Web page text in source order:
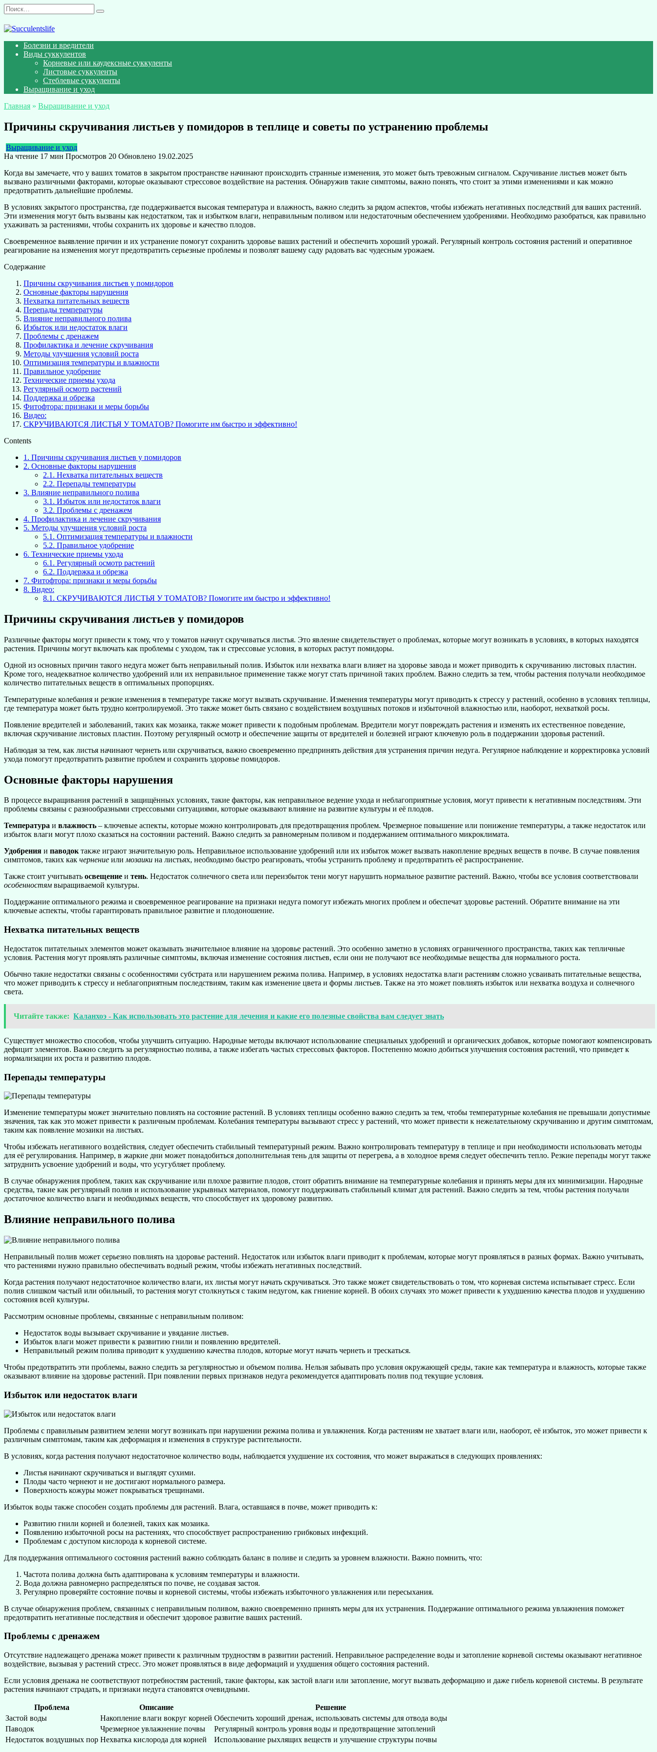
Перейти
к
содержанию
Search
for:
Болезни и вредители
Виды суккулентов
Корневые или каудексные суккуленты
Листовые суккуленты
Стеблевые суккуленты
Выращивание и уход
Главная » Выращивание и уход
Причины скручивания листьев у помидоров в теплице и советы по устранению проблемы
Выращивание и уход
На чтение 17 мин Просмотров 20 Обновлено 19.02.2025
Когда вы замечаете, что у ваших томатов в закрытом пространстве начинают происходить странные изменения, это может быть тревожным сигналом. Скручивание листьев может быть
вызвано различными факторами, которые оказывают стрессовое воздействие на растения. Обнаружив такие симптомы, важно понять, что стоит за этими изменениями и как можно
предотвратить дальнейшие проблемы.
В условиях закрытого пространства, где поддерживается высокая температура и влажность, важно следить за рядом аспектов, чтобы избежать негативных последствий для ваших растений.
Эти изменения могут быть вызваны как недостатком, так и избытком влаги, неправильным поливом или недостаточным обеспечением удобрениями. Необходимо разобраться, как правильно
ухаживать за растениями, чтобы сохранить их здоровье и качество плодов.
Своевременное выявление причин и их устранение помогут сохранить здоровье ваших растений и обеспечить хороший урожай. Регулярный контроль состояния растений и оперативное
реагирование на изменения могут предотвратить серьезные проблемы и позволят вашему саду радовать вас чудесным урожаем.
Содержание
Причины скручивания листьев у помидоров
Основные факторы нарушения
Нехватка питательных веществ
Перепады температуры
Влияние неправильного полива
Избыток или недостаток влаги
Проблемы с дренажем
Профилактика и лечение скручивания
Методы улучшения условий роста
Оптимизация температуры и влажности
Правильное удобрение
Технические приемы ухода
Регулярный осмотр растений
Поддержка и обрезка
Фитофтора: признаки и меры борьбы
Видео:
СКРУЧИВАЮТСЯ ЛИСТЬЯ У ТОМАТОВ? Помогите им быстро и эффективно!
Contents
1. Причины скручивания листьев у помидоров
2. Основные факторы нарушения
2.1. Нехватка питательных веществ
2.2. Перепады температуры
3. Влияние неправильного полива
3.1. Избыток или недостаток влаги
3.2. Проблемы с дренажем
4. Профилактика и лечение скручивания
5. Методы улучшения условий роста
5.1. Оптимизация температуры и влажности
5.2. Правильное удобрение
6. Технические приемы ухода
6.1. Регулярный осмотр растений
6.2. Поддержка и обрезка
7. Фитофтора: признаки и меры борьбы
8. Видео:
8.1. СКРУЧИВАЮТСЯ ЛИСТЬЯ У ТОМАТОВ? Помогите им быстро и эффективно!
Причины скручивания листьев у помидоров
Различные факторы могут привести к тому, что у томатов начнут скручиваться листья. Это явление свидетельствует о проблемах, которые могут возникать в условиях, в которых находятся
растения. Причины могут включать как проблемы с уходом, так и стрессовые условия, в которых растут помидоры.
Одной из основных причин такого недуга может быть неправильный полив. Избыток или нехватка влаги влияет на здоровье завода и может приводить к скручиванию листовых пластин.
Кроме того, неадекватное количество удобрений или их неправильное применение также могут стать причиной таких проблем. Важно следить за тем, чтобы растения получали необходимое
количество питательных веществ в оптимальных пропорциях.
Температурные колебания и резкие изменения в температуре также могут вызвать скручивание. Изменения температуры могут приводить к стрессу у растений, особенно в условиях теплицы,
где температура может быть трудно контролируемой. Это также может быть связано с воздействием воздушных потоков и избыточной влажностью или, наоборот, нехваткой росы.
Появление вредителей и заболеваний, таких как мозаика, также может привести к подобным проблемам. Вредители могут повреждать растения и изменять их естественное поведение,
включая скручивание листовых пластин. Поэтому регулярный осмотр и обеспечение защиты от вредителей и болезней играют ключевую роль в поддержании здоровья растений.
Наблюдая за тем, как листья начинают чернеть или скручиваться, важно своевременно предпринять действия для устранения причин недуга. Регулярное наблюдение и корректировка условий
ухода помогут предотвратить развитие проблем и сохранить здоровье помидоров.
Основные факторы нарушения
В процессе выращивания растений в защищённых условиях, такие факторы, как неправильное ведение ухода и неблагоприятные условия, могут привести к негативным последствиям. Эти
проблемы связаны с разнообразными стрессовыми ситуациями, которые оказывают влияние на развитие культуры и её плодов.
Температура и влажность – ключевые аспекты, которые можно контролировать для предотвращения проблем. Чрезмерное повышение или понижение температуры, а также недостаток или
избыток влаги могут плохо сказаться на состоянии растений. Важно следить за равномерным поливом и поддержанием оптимального микроклимата.
Удобрения и паводоктакже играют значительную роль. Неправильное использование удобрений или их избыток может вызвать накопление вредных веществ в почве. В случае появления
симптомов, таких как чернение илимозаики на листьях, необходимо быстро реагировать, чтобы устранить проблему и предотвратить её распространение.
Также стоит учитывать освещение и тень. Недостаток солнечного света или переизбыток тени могут нарушить нормальное развитие растений. Важно, чтобы все условия соответствовали
особенностям выращиваемой культуры.
Поддержание оптимального режима и своевременное реагирование на признаки недуга помогут избежать многих проблем и обеспечат здоровье растений. Обратите внимание на эти
ключевые аспекты, чтобы гарантировать правильное развитие и плодоношение.
Нехватка питательных веществ
Недостаток питательных элементов может оказывать значительное влияние на здоровье растений. Это особенно заметно в условиях ограниченного пространства, таких как тепличные
условия. Растения могут проявлять различные симптомы, включая изменение состояния листьев, если они не получают все необходимые вещества для нормального роста.
Обычно такие недостатки связаны с особенностями субстрата или нарушением режима полива. Например, в условиях недостатка влаги растениям сложно усваивать питательные вещества,
что может приводить к стрессу и неблагоприятным последствиям, таким как изменение цвета и формы листьев. Также на это может повлиять избыток или нехватка воздуха и солнечного
света.
Читайте также: Каланхоэ - Как использовать это растение для лечения и какие его полезные свойства вам следует знать
Существует множество способов, чтобы улучшить ситуацию. Народные методы включают использование специальных удобрений и органических добавок, которые помогают компенсировать
дефицит элементов. Важно следить за регулярностью полива, а также избегать частых стрессовых факторов. Постепенно можно добиться улучшения состояния растений, что приведет к
нормализации их роста и развитию плодов.
Перепады температуры
Изменение температуры может значительно повлиять на состояние растений. В условиях теплицы особенно важно следить за тем, чтобы температурные колебания не превышали допустимые
значения, так как это может привести к различным проблемам. Колебания температуры вызывают стресс у растений, что может привести к нежелательному скручиванию и другим симптомам,
таким как появление мозаики на листьях.
Чтобы избежать негативного воздействия, следует обеспечить стабильный температурный режим. Важно контролировать температуру в теплице и при необходимости использовать методы
для её регулирования. Например, в жаркие дни может понадобиться дополнительная тень для защиты от перегрева, а в холодное время следует обеспечить тепло. Резкие перепады могут также
затруднить усвоение удобрений и воды, что усугубляет проблему.
В случае обнаружения проблем, таких как скручивание или плохое развитие плодов, стоит обратить внимание на температурные колебания и принять меры для их минимизации. Народные
средства, такие как регулярный полив и использование укрывных материалов, помогут поддерживать стабильный климат для растений. Важно следить за тем, чтобы растения получали
достаточное количество влаги и необходимых веществ, что способствует их здоровому развитию.
Влияние неправильного полива
Неправильный полив может серьезно повлиять на здоровье растений. Недостаток или избыток влаги приводит к проблемам, которые могут проявляться в разных формах. Важно учитывать,
что растениями нужно правильно обеспечивать водный режим, чтобы избежать негативных последствий.
Когда растения получают недостаточное количество влаги, их листья могут начать скручиваться. Это также может свидетельствовать о том, что корневая система испытывает стресс. Если
полив слишком частый или обильный, то растения могут столкнуться с таким недугом, как гниение корней. В обоих случаях это может привести к ухудшению качества плодов и ухудшению
состояния всей культуры.
Рассмотрим основные проблемы, связанные с неправильным поливом:
Недостаток воды вызывает скручивание и увядание листьев.
Избыток влаги может привести к развитию гнили и появлению вредителей.
Неправильный режим полива приводит к ухудшению качества плодов, которые могут начать чернеть и трескаться.
Чтобы предотвратить эти проблемы, важно следить за регулярностью и объемом полива. Нельзя забывать про условия окружающей среды, такие как температура и влажность, которые также
оказывают влияние на здоровье растений. При появлении первых признаков недуга рекомендуется адаптировать полив под текущие условия.
Избыток или недостаток влаги
Проблемы с правильным развитием зелени могут возникать при нарушении режима полива и увлажнения. Когда растениям не хватает влаги или, наоборот, её избыток, это может привести к
различным симптомам, таким как деформация и изменения в структуре растительности.
В условиях, когда растения получают недостаточное количество воды, наблюдается ухудшение их состояния, что может выражаться в следующих проявлениях:
Листья начинают скручиваться и выглядят сухими.
Плоды часто чернеют и не достигают нормального размера.
Поверхность кожуры может покрываться трещинами.
Избыток воды также способен создать проблемы для растений. Влага, оставшаяся в почве, может приводить к:
Развитию гнили корней и болезней, таких как мозаика.
Появлению избыточной росы на растениях, что способствует распространению грибковых инфекций.
Проблемам с доступом кислорода к корневой системе.
Для поддержания оптимального состояния растений важно соблюдать баланс в поливе и следить за уровнем влажности. Важно помнить, что:
Частота полива должна быть адаптирована к условиям температуры и влажности.
Вода должна равномерно распределяться по почве, не создавая застоя.
Регулярно проверяйте состояние почвы и корневой системы, чтобы избежать избыточного увлажнения или пересыхания.
В случае обнаружения проблем, связанных с неправильным поливом, важно своевременно принять меры для их устранения. Поддержание оптимального режима увлажнения поможет
предотвратить негативные последствия и обеспечит здоровое развитие ваших растений.
Проблемы с дренажем
Отсутствие надлежащего дренажа может привести к различным трудностям в развитии растений. Неправильное распределение воды и затопление корневой системы оказывают негативное
воздействие, вызывая у растений стресс. Это может проявляться в виде деформаций и ухудшения общего состояния растений.
Если условия дренажа не соответствуют потребностям растений, такие факторы, как застой влаги или затопление, могут вызвать деформацию и даже гибель корневой системы. В результате
растения начинают страдать, и признаки недуга становятся очевидными.
Проблема Описание
Решение
Застой воды
Накопление влаги вокруг корней Обеспечить хороший дренаж, использовать системы для отвода воды
Паводок
Чрезмерное увлажнение почвы
Регулярный контроль уровня воды и предотвращение затоплений
Недостаток воздушных пор Нехватка кислорода для корней Использование рыхлящих веществ и улучшение структуры почвы